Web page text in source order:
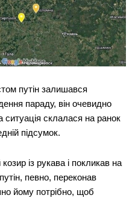
путін залишався
параду, він очевидно
склалася на ранок
підсумок.
із рукава і покликав на
певно, переконав
йому потрібно, щоб